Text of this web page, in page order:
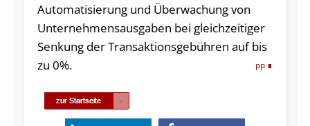
Automatisierung und Überwachung von
Unternehmensausgaben bei gleichzeitiger
Senkung der Transaktionsgebühren auf bis
zu 0%.
pp